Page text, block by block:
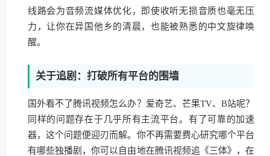
线路会为音频流媒体优化，即使收听无损音质也毫无压
力，让你在异国他乡的清晨，也能被熟悉的中文旋律唤
醒。
关于追剧：打破所有平台的围墙
国外看不了腾讯视频怎么办？爱奇艺、芒果TV、B站呢？
同样的问题存在于几乎所有主流平台。有了可靠的加速
器，这个问题便迎刃而解。你不再需要费心研究哪个平台
有哪些独播剧，你可以自由地在腾讯视频追《三体》，在